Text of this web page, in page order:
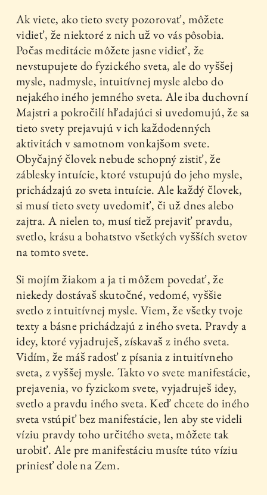
Ak viete, ako tieto svety pozorovať, môžete
vidieť, že niektoré z nich už vo vás pôsobia.
Počas meditácie môžete jasne vidieť, že
nevstupujete do fyzického sveta, ale do vyššej
mysle, nadmysle, intuitívnej mysle alebo do
nejakého iného jemného sveta. Ale iba duchovní
Majstri a pokročilí hľadajúci si uvedomujú, že sa
tieto svety prejavujú v ich každodenných
aktivitách v samotnom vonkajšom svete.
Obyčajný človek nebude schopný zistiť, že
záblesky intuície, ktoré vstupujú do jeho mysle,
prichádzajú zo sveta intuície. Ale každý človek,
si musí tieto svety uvedomiť, či už dnes alebo
zajtra. A nielen to, musí tiež prejaviť pravdu,
svetlo, krásu a bohatstvo všetkých vyšších svetov
na tomto svete.
Si mojím žiakom a ja ti môžem povedať, že
niekedy dostávaš skutočné, vedomé, vyššie
svetlo z intuitívnej mysle. Viem, že všetky tvoje
texty a básne prichádzajú z iného sveta. Pravdy a
idey, ktoré vyjadruješ, získavaš z iného sveta.
Vidím, že máš radosť z písania z intuitívneho
sveta, z vyššej mysle. Takto vo svete manifestácie,
prejavenia, vo fyzickom svete, vyjadruješ idey,
svetlo a pravdu iného sveta. Keď chcete do iného
sveta vstúpiť bez manifestácie, len aby ste videli
víziu pravdy toho určitého sveta, môžete tak
urobiť. Ale pre manifestáciu musíte túto víziu
priniesť dole na Zem.